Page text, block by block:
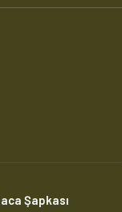
Şapkası